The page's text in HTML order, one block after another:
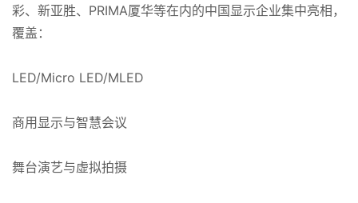
首
讯
彩、新亚胜、PRIMA厦华等在内的中国显示企业集中亮相，
覆盖：
LED/Micro LED/MLED
商用显示与智慧会议
舞台演艺与虚拟拍摄